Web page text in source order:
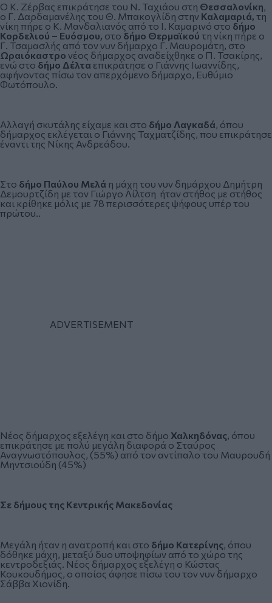
Ο Κ. Ζέρβας επικράτησε του Ν. Ταχιάου στη Θεσσαλονίκη,
ο Γ. Δαρδαμανέλης του Θ. Μπακογλίδη στην Καλαμαριά, τη
νίκη πήρε ο Κ. Μανδαλιανός από το Ι. Καμαρινό στο δήμο
Κορδελιού – Ευόσμου, στο δήμο Θερμαϊκού τη νίκη πήρε ο
Γ. Τσαμασλής από τον νυν δήμαρχο Γ. Μαυρομάτη, στο
Ωραιόκαστρο νέος δήμαρχος αναδείχθηκε ο Π. Τσακίρης,
ενώ στο δήμο Δέλτα επικράτησε ο Γιάννης Ιωαννίδης,
αφήνοντας πίσω τον απερχόμενο δήμαρχο, Ευθύμιο
Φωτόπουλο.
Αλλαγή σκυτάλης είχαμε και στο δήμο Λαγκαδά, όπου
δήμαρχος εκλέγεται ο Γιάννης Ταχματζίδης, που επικράτησε
έναντι της Νίκης Ανδρεάδου.
Στο δήμο Παύλου Μελά η μάχη του νυν δημάρχου Δημήτρη
Δεμουρτζίδη με τον Γιώργο Λίλτση ήταν στήθος με στήθος
και κρίθηκε μόλις με 78 περισσότερες ψήφους υπέρ του
πρώτου..
Νέος δήμαρχος εξελέγη και στο δήμο Χαλκηδόνας, όπου
επικράτησε με πολύ μεγάλη διαφορά ο Σταύρος
Αναγνωστόπουλος, (55%) από τον αντίπαλο του Μαυρουδή
Μηντσιούδη (45%)
Σε δήμους της Κεντρικής Μακεδονίας
Μεγάλη ήταν η ανατροπή και στο δήμο Κατερίνης, όπου
δόθηκε μάχη, μεταξύ δυο υποψηφίων από το χώρο της
κεντροδεξιάς. Νέος δήμαρχος εξελέγη ο Κώστας
Κουκουδήμος, ο οποίος άφησε πίσω του τον νυν δήμαρχο
Σάββα Χιονίδη.